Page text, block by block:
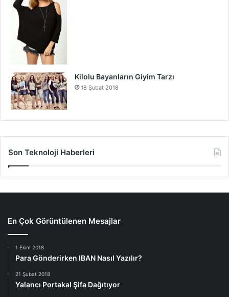
Kilolu Bayanların Giyim Tarzı
18 Şubat 2018
Son Teknoloji Haberleri
En Çok Görüntülenen Mesajlar
1 Ekim 2018
Para Gönderirken IBAN Nasıl Yazılır?
21 Şubat 2018
Yalancı Portakal Şifa Dağıtıyor